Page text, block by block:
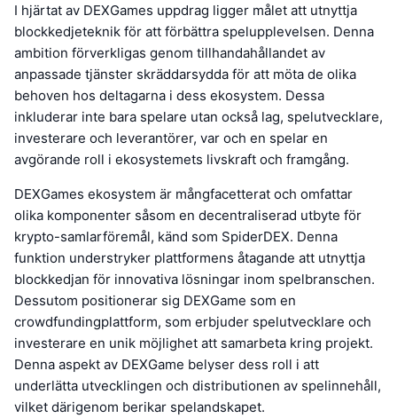
I hjärtat av DEXGames uppdrag ligger målet att utnyttja
blockkedjeteknik för att förbättra spelupplevelsen. Denna
ambition förverkligas genom tillhandahållandet av
anpassade tjänster skräddarsydda för att möta de olika
behoven hos deltagarna i dess ekosystem. Dessa
inkluderar inte bara spelare utan också lag, spelutvecklare,
investerare och leverantörer, var och en spelar en
avgörande roll i ekosystemets livskraft och framgång.
DEXGames ekosystem är mångfacetterat och omfattar
olika komponenter såsom en decentraliserad utbyte för
krypto-samlarföremål, känd som SpiderDEX. Denna
funktion understryker plattformens åtagande att utnyttja
blockkedjan för innovativa lösningar inom spelbranschen.
Dessutom positionerar sig DEXGame som en
crowdfundingplattform, som erbjuder spelutvecklare och
investerare en unik möjlighet att samarbeta kring projekt.
Denna aspekt av DEXGame belyser dess roll i att
underlätta utvecklingen och distributionen av spelinnehåll,
vilket därigenom berikar spelandskapet.